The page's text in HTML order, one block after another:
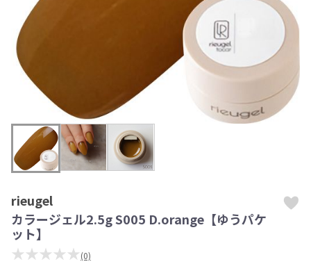
rieugel
カラージェル2.5g S005 D.orange【ゆうパケ
ット】
★★★★★ (0)